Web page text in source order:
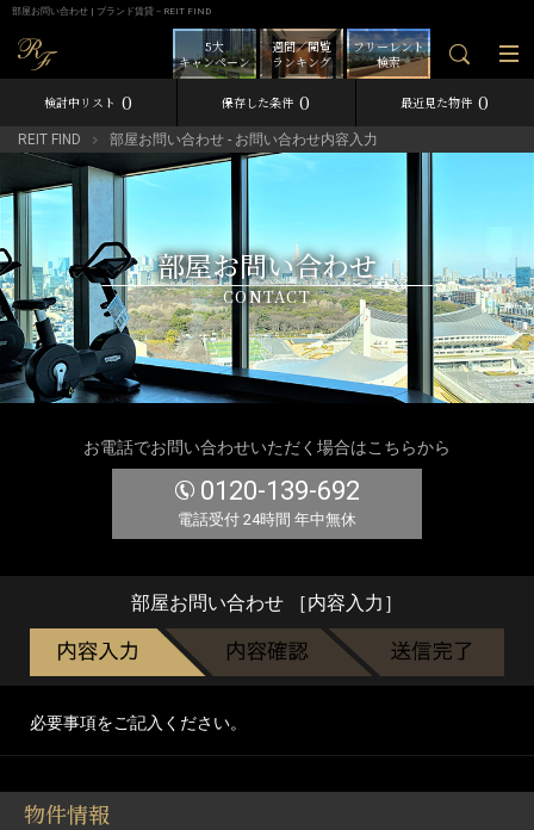
部屋お問い合わせ | ブランド賃貸－REIT FIND
フリーレント
検索
週間／閲覧
ランキング
5大
キャンペーン
検討中リスト 0 保存した条件 0 最近見た物件 0
REIT FIND 部屋お問い合わせ - お問い合わせ内容入力
部屋お問い合わせ
CONTACT
お電話でお問い合わせいただく場合はこちらから
0120-139-692
電話受付 24時間 年中無休
部屋お問い合わせ ［内容入力］
必要事項をご記入ください。
物件情報